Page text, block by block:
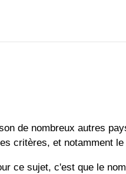
de nombreux autres
critères, et notamment
ce sujet, c'est que le